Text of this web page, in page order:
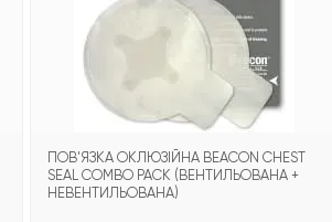
ПОВ'ЯЗКА ОКЛЮЗІЙНА BEACON CHEST
SEAL COMBO PACK (ВЕНТИЛЬОВАНА +
НЕВЕНТИЛЬОВАНА)